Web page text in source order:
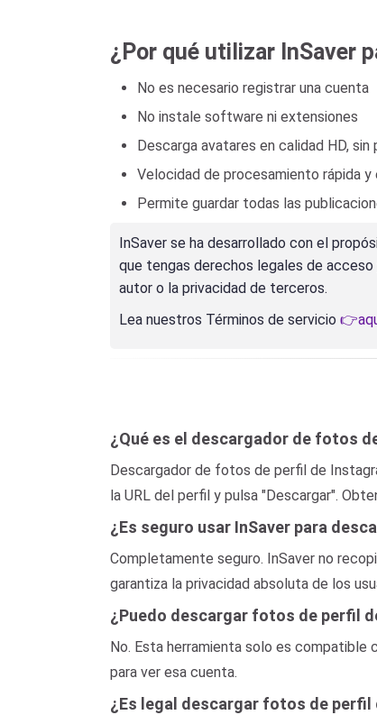
¿Por qué utilizar InSaver
No es necesario registrar una cuenta
No instale software ni extensiones
Descarga avatares en calidad HD, sin
Velocidad de procesamiento rápida y
Permite guardar todas las
InSaver se ha desarrollado con el
que tengas derechos legales de
autor o la privacidad de terceros.
Lea nuestros Términos de servicio
¿Qué es el descargador de fotos
Descargador de fotos de perfil de
la URL del perfil y pulsa "Descargar".
¿Es seguro usar InSaver para
Completamente seguro. InSaver no
garantiza la privacidad absoluta de los
¿Puedo descargar fotos de perfil
No. Esta herramienta solo es compatible
para ver esa cuenta.
¿Es legal descargar fotos de perfil